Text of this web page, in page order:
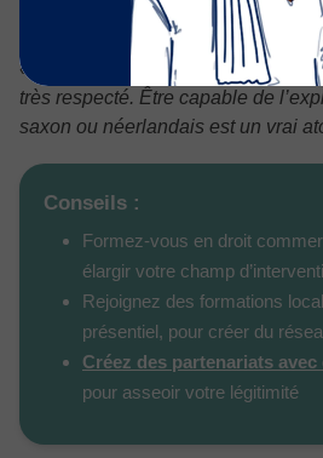
Elle est centrale pour les
« Le droit commercial français est
très respecté. Être capable de
saxon ou néerlandais est un vrai
Conseils :
Formez-vous en droit
élargir votre champ
Rejoignez des formations
présentiel, pour créer du
Créez des partenariats
pour asseoir votre légitimité